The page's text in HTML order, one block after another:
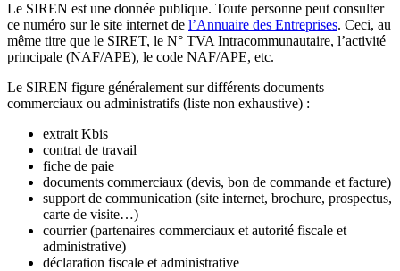
Le SIREN est une donnée publique. Toute personne peut consulter
ce numéro sur le site internet de l’Annuaire des Entreprises. Ceci, au
même titre que le SIRET, le N° TVA Intracommunautaire, l’activité
principale (NAF/APE), le code NAF/APE, etc.
Le SIREN figure généralement sur différents documents
commerciaux ou administratifs (liste non exhaustive) :
extrait Kbis
contrat de travail
fiche de paie
documents commerciaux (devis, bon de commande et facture)
support de communication (site internet, brochure, prospectus,
carte de visite…)
courrier (partenaires commerciaux et autorité fiscale et
administrative)
déclaration fiscale et administrative